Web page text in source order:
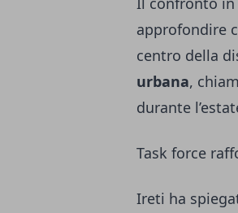
approfondire
centro della
urbana,
durante
Task force
Ireti ha